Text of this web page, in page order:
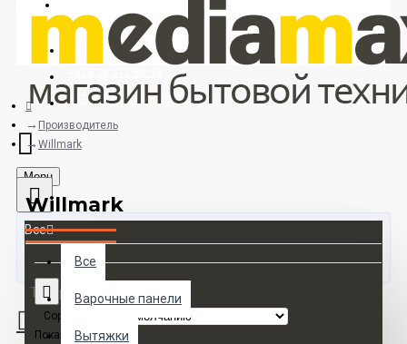
Регистрация
+375 33 673 17 31 (МТС)
Menu
Все
Все
Варочные панели
Вытяжки
Товаров 0 (0 руб.)
Производитель
Willmark
Willmark
Сортировка:
Показать: